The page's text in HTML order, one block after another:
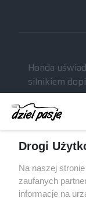
Honda
silnikiem
Audi planuje
pakiety
samochodów
McCullough
2026 roku
Drogi
Na naszej
zaufanych
informacje na